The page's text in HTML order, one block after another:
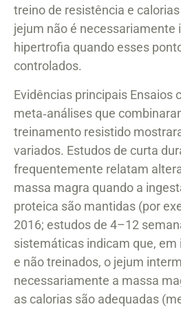
treino de resistência e
jejum não é necessariamente
hipertrofia quando esses
controlados.
Evidências principais Ensaios
meta‑análises que
treinamento resistido
variados. Estudos de curta
frequentemente relatam
massa magra quando a
proteica são mantidas (por
2016; estudos de 4–12
sistemáticas indicam que,
e não treinados, o jejum
necessariamente a massa
as calorias são adequadas